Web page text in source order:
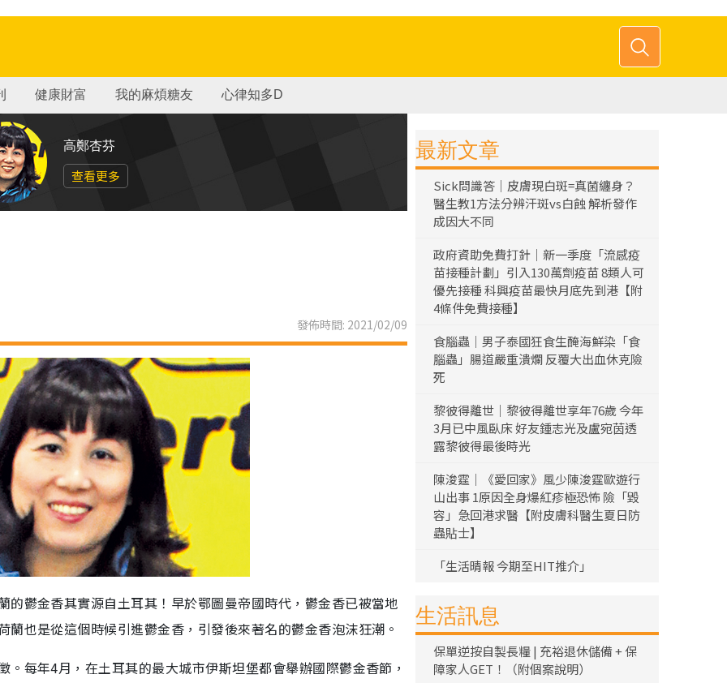
健康財富 我的麻煩糖友 心律知多D
高鄭杏芬
查看更多
發佈時間: 2021/02/09
鬱金香其實源自土耳其！早於鄂圖曼帝國時代，鬱金香已被當地
也是從這個時候引進鬱金香，引發後來著名的鬱金香泡沫狂潮。
每年4月，在土耳其的最大城市伊斯坦堡都會舉辦國際鬱金香節，
最新文章
Sick問識答｜皮膚現白斑=真菌纏身？
醫生教1方法分辨汗斑vs白蝕 解析發作
成因大不同
政府資助免費打針｜新一季度「流感疫
苗接種計劃」引入130萬劑疫苗 8類人可
優先接種 科興疫苗最快月底先到港【附
4條件免費接種】
食腦蟲｜男子泰國狂食生醃海鮮染「食
腦蟲」腸道嚴重潰爛 反覆大出血休克險
死
黎彼得離世｜黎彼得離世享年76歲 今年
3月已中風臥床 好友鍾志光及盧宛茵透
露黎彼得最後時光
陳浚霆｜《愛回家》風少陳浚霆歐遊行
山出事 1原因全身爆紅疹極恐怖 險「毀
容」急回港求醫【附皮膚科醫生夏日防
蟲貼士】
「生活晴報 今期至HIT推介」
生活訊息
保單逆按自製長糧 | 充裕退休儲備 + 保
障家人GET！（附個案說明）